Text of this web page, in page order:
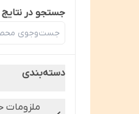
جستجو در نتایج
دسته‌بندی
ملزومات